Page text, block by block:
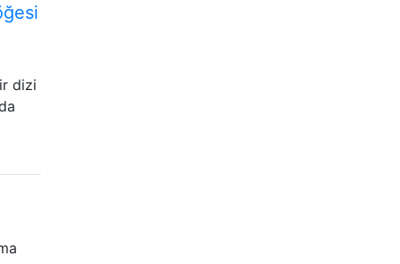
dizi